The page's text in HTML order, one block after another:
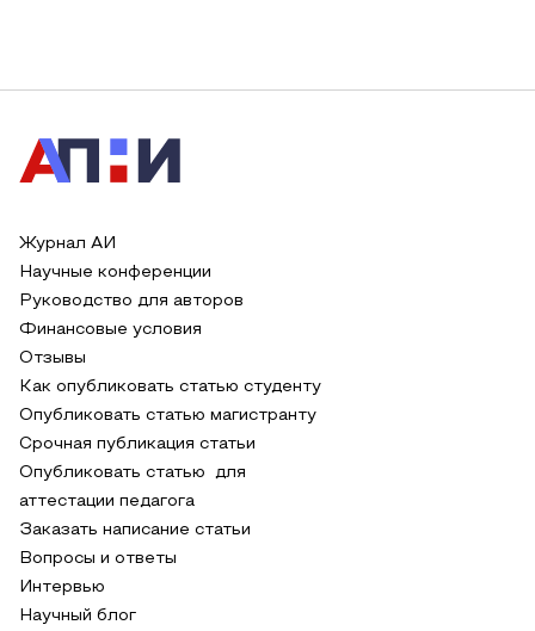
Журнал АИ
Научные конференции
Руководство для авторов
Финансовые условия
Отзывы
Как опубликовать статью студенту
Опубликовать статью магистранту
Срочная публикация статьи
Опубликовать статью для
аттестации педагога
Заказать написание статьи
Вопросы и ответы
Интервью
Научный блог